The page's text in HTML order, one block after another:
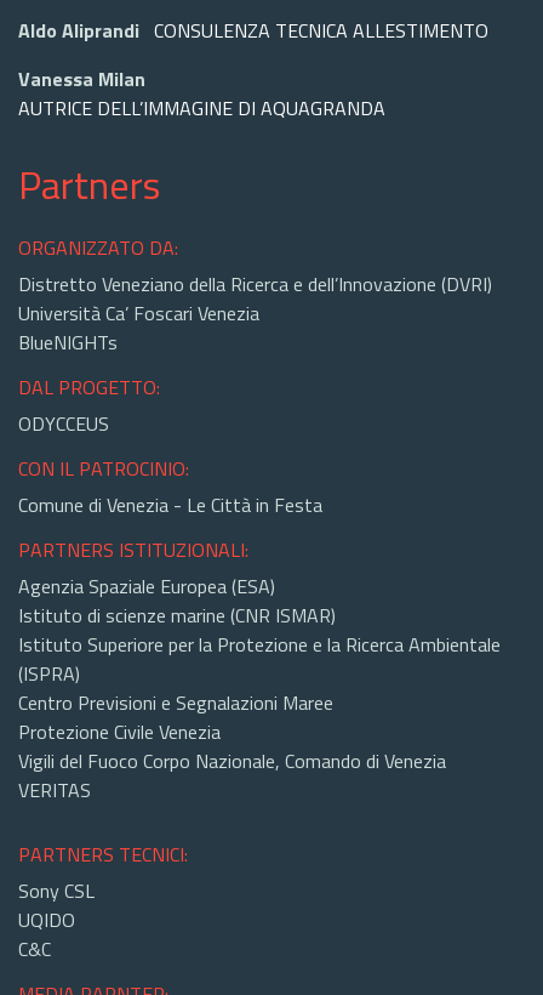
Aldo Aliprandi CONSULENZA TECNICA ALLESTIMENTO
Vanessa Milan
AUTRICE DELL’IMMAGINE DI AQUAGRANDA
Partners
ORGANIZZATO DA:
Distretto Veneziano della Ricerca e dell’Innovazione (DVRI)
Università Ca’ Foscari Venezia
BlueNIGHTs
DAL PROGETTO:
ODYCCEUS
CON IL PATROCINIO:
Comune di Venezia - Le Città in Festa
PARTNERS ISTITUZIONALI:
Agenzia Spaziale Europea (ESA)
Istituto di scienze marine (CNR ISMAR)
Istituto Superiore per la Protezione e la Ricerca Ambientale
(ISPRA)
Centro Previsioni e Segnalazioni Maree
Protezione Civile Venezia
Vigili del Fuoco Corpo Nazionale, Comando di Venezia
VERITAS
PARTNERS TECNICI:
Sony CSL
UQIDO
C&C